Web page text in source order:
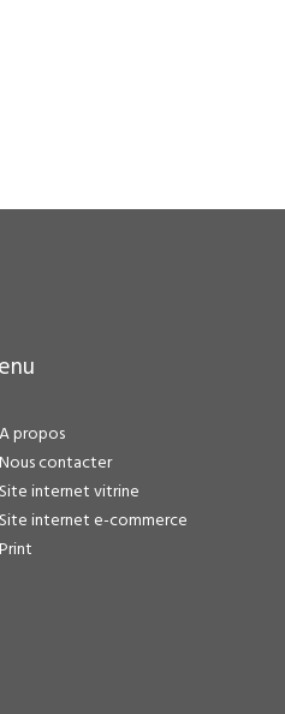
A propos
Nous contacter
Site internet vitrine
Site internet e-commerce
Print